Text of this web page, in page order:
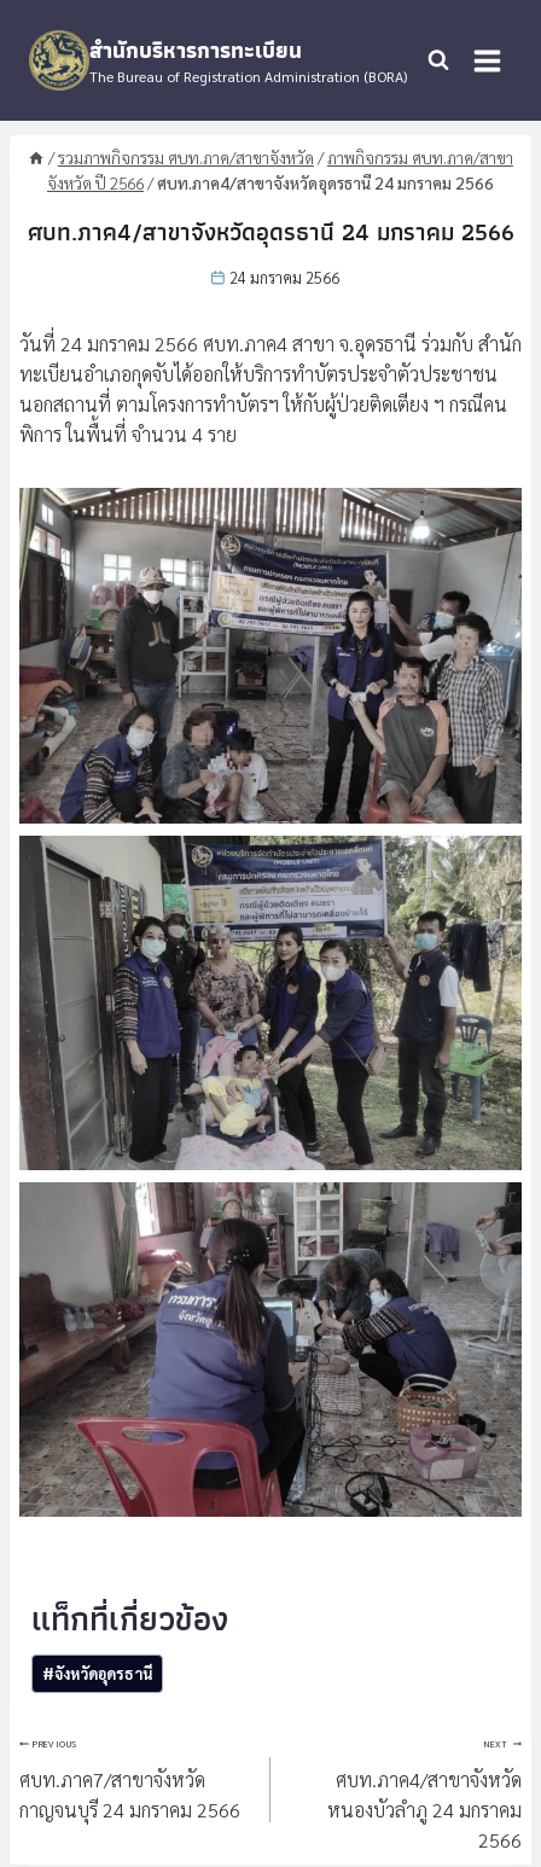
content
สำนักบริหารการทะเบียน
The Bureau of Registration Administration (BORA)
/รวมภาพกิจกรรม ศบท.ภาค/สาขาจังหวัด /ภาพกิจกรรม ศบท.ภาค/สาขา
จังหวัด ปี 2566/ศบท.ภาค4/สาขาจังหวัดอุดรธานี 24 มกราคม 2566
ศบท.ภาค4/สาขาจังหวัดอุดรธานี 24 มกราคม 2566
24 มกราคม 2566
วันที่ 24 มกราคม 2566 ศบท.ภาค4 สาขา จ.อุดรธานี ร่วมกับ สำนัก
ทะเบียนอำเภอกุดจับได้ออกให้บริการทำบัตรประจำตัวประชาชน
นอกสถานที่ ตามโครงการทำบัตรฯ ให้กับผู้ป่วยติดเตียง ฯ กรณีคน
พิการ ในพื้นที่ จำนวน 4 ราย
Post
Tags:
#จังหวัดอุดรธานี
แนะแนว
PREVIOUS
ศบท.ภาค7/สาขาจังหวัด
กาญจนบุรี 24 มกราคม 2566
NEXT
ศบท.ภาค4/สาขาจังหวัด
หนองบัวลำภู 24 มกราคม
2566